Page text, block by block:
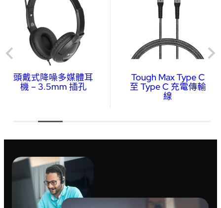
頭戴式降噪多媒體耳
機 – 3.5mm 插孔
Tough Max Type C
至 Type C 充電傳輸
線